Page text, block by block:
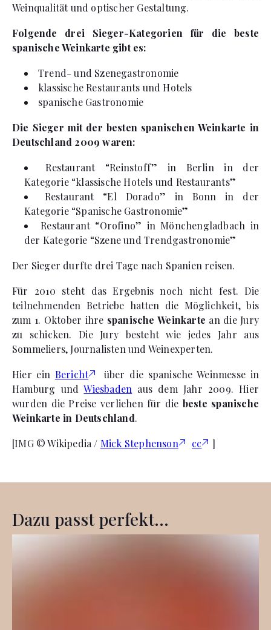
Weinqualität und optischer Gestaltung.
Folgende drei Sieger-Kategorien für die beste
spanische Weinkarte gibt es:
Trend- und Szenegastronomie
klassische Restaurants und Hotels
spanische Gastronomie
Die Sieger mit der besten spanischen Weinkarte in
Deutschland 2009 waren:
Restaurant “Reinstoff” in Berlin in der
Kategorie “klassische Hotels und Restaurants”
Restaurant “El Dorado” in Bonn in der
Kategorie “Spanische Gastronomie”
Restaurant “Orofino” in Mönchengladbach in
der Kategorie “Szene und Trendgastronomie”
Der Sieger durfte drei Tage nach Spanien reisen.
Für 2010 steht das Ergebnis noch nicht fest. Die
teilnehmenden Betriebe hatten die Möglichkeit, bis
zum 1. Oktober ihre spanische Weinkarte an die Jury
zu schicken. Die Jury besteht wie jedes Jahr aus
Sommeliers, Journalisten und Weinexperten.
Hier ein Bericht
über die spanische Weinmesse in
Hamburg undWiesbaden aus dem Jahr 2009. Hier
wurden die Preise verliehen für die beste spanische
Weinkarte in Deutschland.
[IMG © Wikipedia / Mick Stephenson cc ]
Dazu passt perfekt...